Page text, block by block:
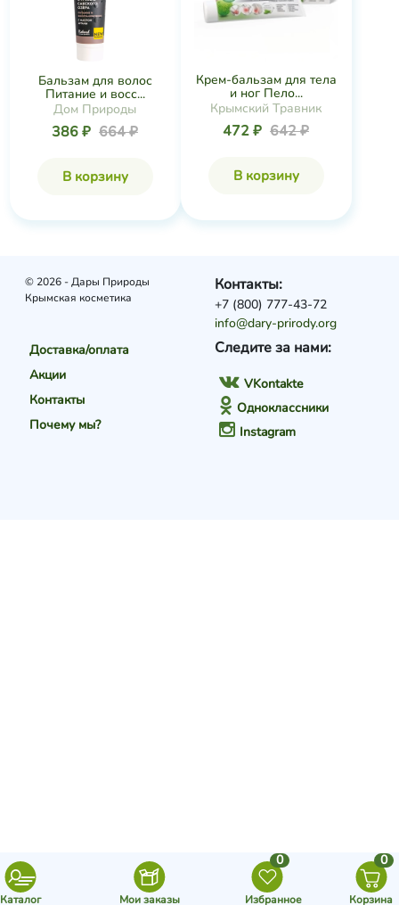
Бальзам для волос
Питание и восс...
Дом Природы
386 ₽ 664 ₽
В корзину
Крем-бальзам для тела
и ног Пело...
Крымский Травник
472 ₽ 642 ₽
В корзину
© 2026 - Дары Природы
Крымская косметика
Доставка/оплата
Акции
Контакты
Почему мы?
Следите за нами:
VKontakte
Одноклассники
Instagram
Контакты:
+7 (800) 777-43-72
info@dary-prirody.org
Каталог Мои заказы
0
Избранное
0
Корзина